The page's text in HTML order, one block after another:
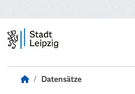
Datensätze